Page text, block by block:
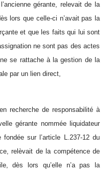
gérante, relevait de la
lors que celle-ci n’avait pas la
et que les faits qui lui sont
ne sont pas des actes
se rattache à la gestion de la
par un lien direct,
recherche de responsabilité à
gérante nommée liquidateur
fondée sur l’article L.237-12 du
relèvait de la compétence de
dès lors qu’elle n’a pas la